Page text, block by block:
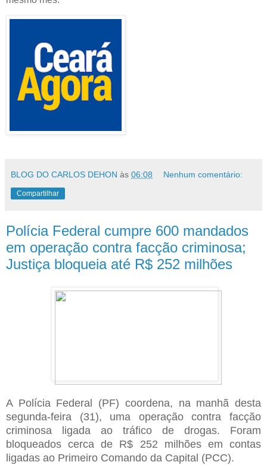
BLOG DO CARLOS DEHON às 06:08 Nenhum comentário:
Compartilhar
Polícia Federal cumpre 600 mandados
em operação contra facção criminosa;
Justiça bloqueia até R$ 252 milhões
A Polícia Federal (PF) coordena, na manhã desta
segunda-feira (31), uma operação contra facção
criminosa ligada ao tráfico de drogas. Foram
bloqueados cerca de R$ 252 milhões em contas
ligadas ao Primeiro Comando da Capital (PCC).